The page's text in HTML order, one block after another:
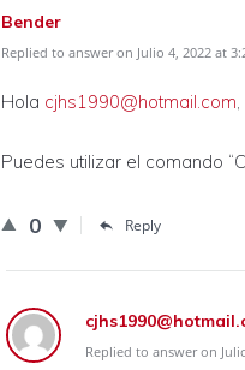
Bender
Replied to answer on Julio 4, 2022 at
Hola cjhs1990@hotmail.com,
Puedes utilizar el comando
0 Reply
Replied to answer on